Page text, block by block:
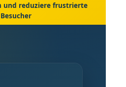
und reduziere frustrierte
Besucher